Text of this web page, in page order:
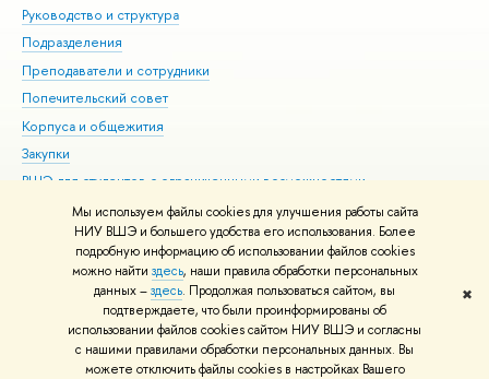
Мы используем файлы cookies для улучшения работы сайта
НИУ ВШЭ и большего удобства его использования. Более
подробную информацию об использовании файлов cookies
можно найти здесь, наши правила обработки персональных
данных –здесь. Продолжая пользоваться сайтом, вы
подтверждаете, что были проинформированы об
использовании файлов cookies сайтом НИУ ВШЭ и согласны
с нашими правилами обработки персональных данных. Вы
можете отключить файлы cookies в настройках Вашего
✖
Руководство и структура
Подразделения
Преподаватели и сотрудники
Попечительский совет
Корпуса и общежития
Закупки
ВШЭ для студентов с ограниченными возможностями
здоровья и инвалидностью
Версия для слабовидящих
Единая платежная страница
© НИУ ВШЭ 1993–2026 Адреса и контакты Условия использования
материалов Политика конфиденциальности Карта сайта
Шрифты HSE Sans и HSE Slab разработаны вШколе дизайна НИУ ВШЭ